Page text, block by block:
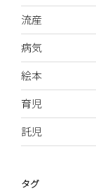
流産
病気
絵本
育児
託児
タグ